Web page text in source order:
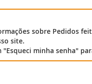
sobre Pedidos
site.
minha senha"